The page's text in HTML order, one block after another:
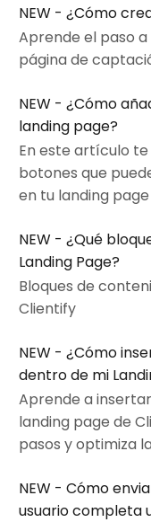
NEW - ¿Cómo
Aprende el paso
página de
NEW - ¿Cómo
landing page?
En este artículo
botones que
en tu landing page
NEW - ¿Qué
Landing Page?
Bloques de
Clientify
NEW - ¿Cómo
dentro de mi
Aprende a
landing page de
pasos y optimiza
NEW - Cómo
usuario completa